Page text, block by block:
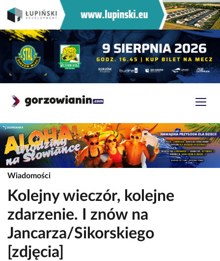
Wiadomości
Kolejny wieczór, kolejne
zdarzenie. I znów na
Jancarza/Sikorskiego
[zdjęcia]